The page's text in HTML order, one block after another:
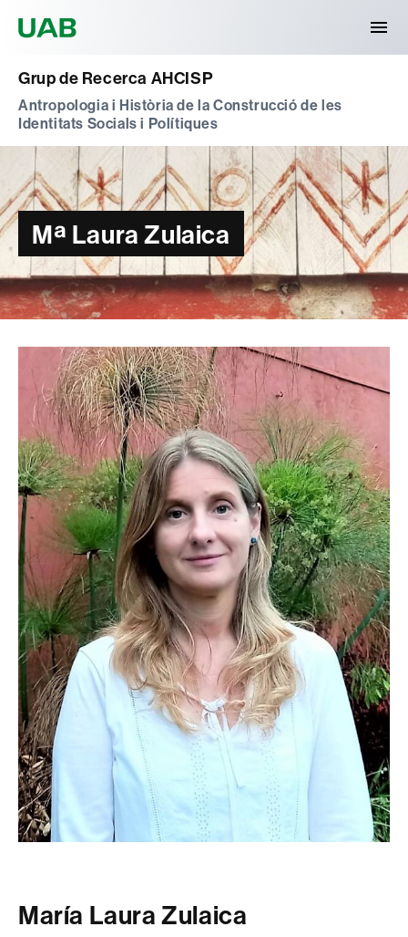
Grup de Recerca AHCISP
Antropologia i Història de la Construcció de les
Identitats Socials i Polítiques
Mª Laura Zulaica
María Laura Zulaica